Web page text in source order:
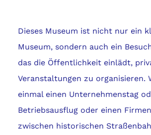
Dieses Museum ist nicht nur ein
Museum, sondern auch ein
das die Öffentlichkeit einlädt,
Veranstaltungen zu organisieren.
einmal einen Unternehmenstag
Betriebsausflug oder einen
zwischen historischen